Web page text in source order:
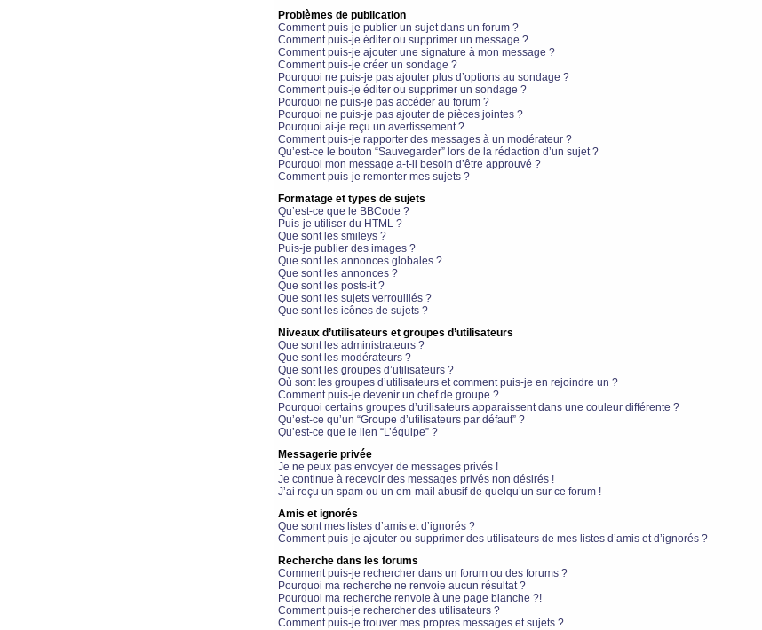
Problèmes de publication
Comment puis-je publier un sujet dans un forum ?
Comment puis-je éditer ou supprimer un message ?
Comment puis-je ajouter une signature à mon message ?
Comment puis-je créer un sondage ?
Pourquoi ne puis-je pas ajouter plus d’options au sondage ?
Comment puis-je éditer ou supprimer un sondage ?
Pourquoi ne puis-je pas accéder au forum ?
Pourquoi ne puis-je pas ajouter de pièces jointes ?
Pourquoi ai-je reçu un avertissement ?
Comment puis-je rapporter des messages à un modérateur ?
Qu’est-ce le bouton “Sauvegarder” lors de la rédaction d’un sujet ?
Pourquoi mon message a-t-il besoin d’être approuvé ?
Comment puis-je remonter mes sujets ?
Formatage et types de sujets
Qu’est-ce que le BBCode ?
Puis-je utiliser du HTML ?
Que sont les smileys ?
Puis-je publier des images ?
Que sont les annonces globales ?
Que sont les annonces ?
Que sont les posts-it ?
Que sont les sujets verrouillés ?
Que sont les icônes de sujets ?
Niveaux d’utilisateurs et groupes d’utilisateurs
Que sont les administrateurs ?
Que sont les modérateurs ?
Que sont les groupes d’utilisateurs ?
Où sont les groupes d’utilisateurs et comment puis-je en rejoindre un ?
Comment puis-je devenir un chef de groupe ?
Pourquoi certains groupes d’utilisateurs apparaissent dans une couleur différente ?
Qu’est-ce qu’un “Groupe d’utilisateurs par défaut” ?
Qu’est-ce que le lien “L’équipe” ?
Messagerie privée
Je ne peux pas envoyer de messages privés !
Je continue à recevoir des messages privés non désirés !
J’ai reçu un spam ou un em-mail abusif de quelqu’un sur ce forum !
Amis et ignorés
Que sont mes listes d’amis et d’ignorés ?
Comment puis-je ajouter ou supprimer des utilisateurs de mes listes d’amis et d’ignorés ?
Recherche dans les forums
Comment puis-je rechercher dans un forum ou des forums ?
Pourquoi ma recherche ne renvoie aucun résultat ?
Pourquoi ma recherche renvoie à une page blanche ?!
Comment puis-je rechercher des utilisateurs ?
Comment puis-je trouver mes propres messages et sujets ?